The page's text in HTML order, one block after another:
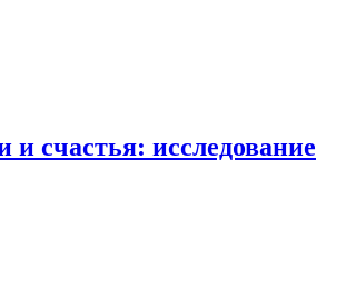
счастья: исследование